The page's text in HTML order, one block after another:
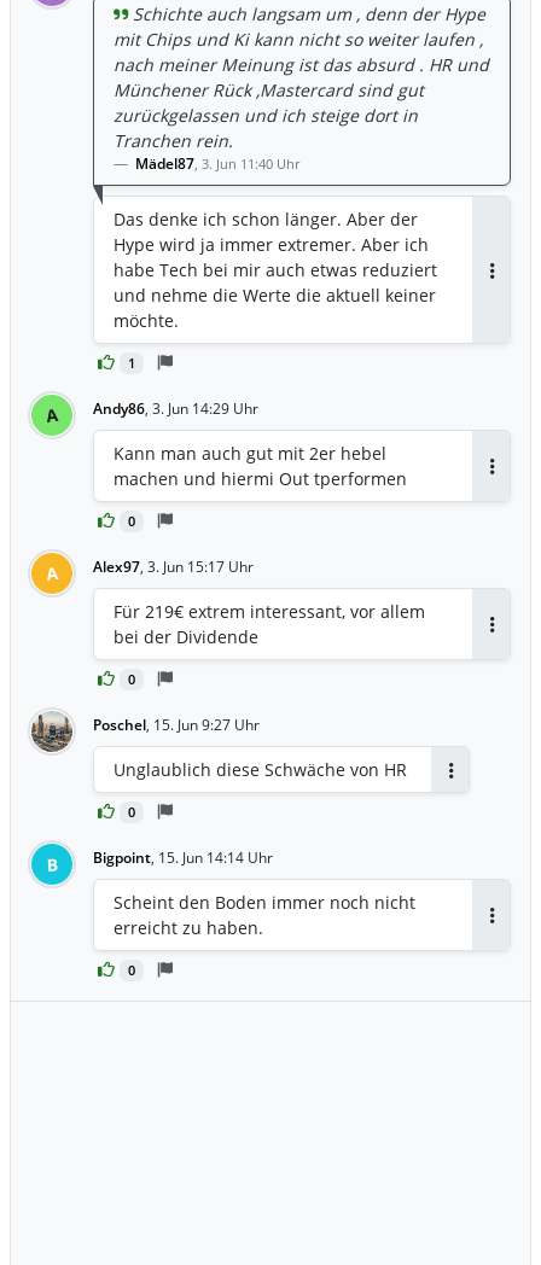
1
Schichte auch langsam um , denn der Hype
mit Chips und Ki kann nicht so weiter laufen ,
nach meiner Meinung ist das absurd . HR und
Münchener Rück ,Mastercard sind gut
zurückgelassen und ich steige dort in
Tranchen rein.
Mädel87, 3. Jun 11:40 Uhr
Das denke ich schon länger. Aber der
Hype wird ja immer extremer. Aber ich
habe Tech bei mir auch etwas reduziert
und nehme die Werte die aktuell keiner
möchte.
A Andy86, 3. Jun 14:29 Uhr
0
Kann man auch gut mit 2er hebel
machen und hiermi Out tperformen
A Alex97, 3. Jun 15:17 Uhr
0
Für 219€ extrem interessant, vor allem
bei der Dividende
Poschel, 15. Jun 9:27 Uhr
0
Unglaublich diese Schwäche von HR
B Bigpoint, 15. Jun 14:14 Uhr
0
Scheint den Boden immer noch nicht
erreicht zu haben.